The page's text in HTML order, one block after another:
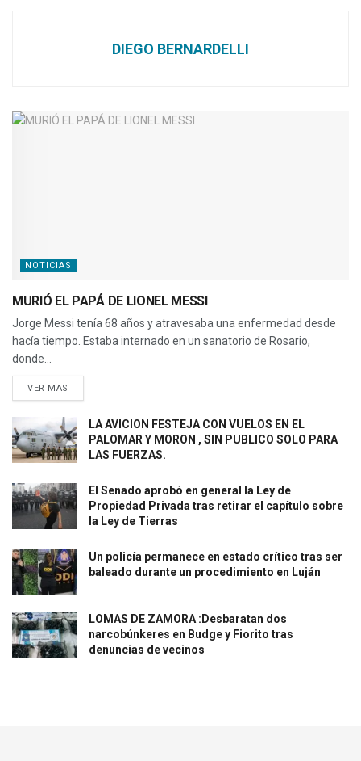
DIEGO BERNARDELLI
NOTICIAS
MURIÓ EL PAPÁ DE LIONEL MESSI
Jorge Messi tenía 68 años y atravesaba una enfermedad desde
hacía tiempo. Estaba internado en un sanatorio de Rosario,
donde...
VER MAS
LA AVICION FESTEJA CON VUELOS EN EL
PALOMAR Y MORON , SIN PUBLICO SOLO PARA
LAS FUERZAS.
El Senado aprobó en general la Ley de
Propiedad Privada tras retirar el capítulo sobre
la Ley de Tierras
Un policía permanece en estado crítico tras ser
baleado durante un procedimiento en Luján
LOMAS DE ZAMORA :Desbaratan dos
narcobúnkeres en Budge y Fiorito tras
denuncias de vecinos